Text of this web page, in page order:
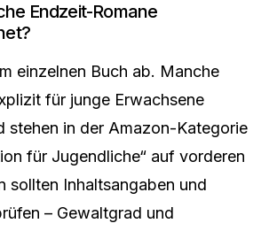
Endzeit-Romane
einzelnen Buch ab. Manche
für junge Erwachsene
stehen in der Amazon-Kategorie
für Jugendliche“ auf vorderen
sollten Inhaltsangaben und
– Gewaltgrad und